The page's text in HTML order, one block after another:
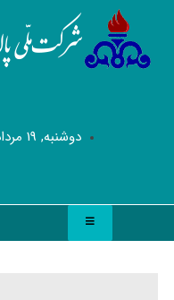
دوشنبه, 19 مرداد 1405